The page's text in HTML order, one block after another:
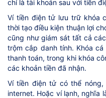
chỉ là tài khoản sau với tiền
Ví tiền điện tử lưu trữ khóa
thời tạo điều kiện thuận lợi
cũng như giám sát tất cả
trộm cắp danh tính. Khóa
thanh toán, trong khi khóa
các khoản tiền đã nhận.
Ví tiền điện tử có thể
internet. Hoặc ví lạnh, nghĩa